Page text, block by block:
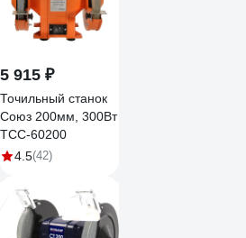
5 915 ₽
Точильный станок
Союз 200мм, 300Вт
ТСС-60200
4.5(42)